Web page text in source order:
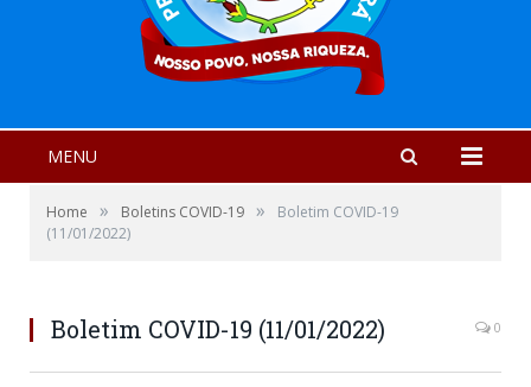
MENU
Home » Boletins COVID-19 »
Boletim COVID-19
(11/01/2022)
Boletim COVID-19 (11/01/2022) 0